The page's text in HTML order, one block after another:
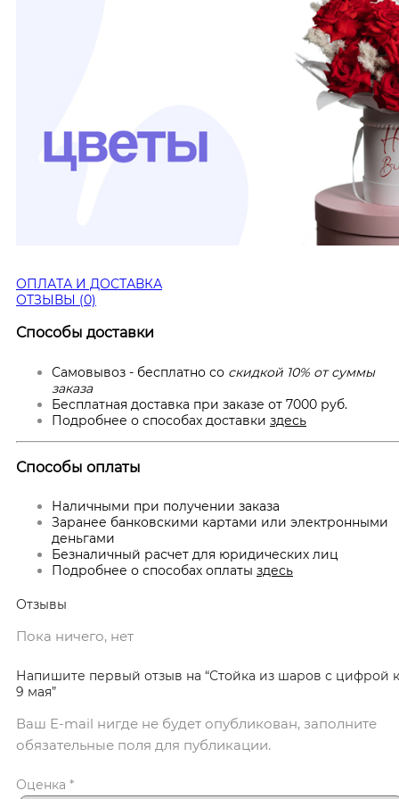
ОПЛАТА И ДОСТАВКА
ОТЗЫВЫ (0)
Способы доставки
Самовывоз - бесплатно со скидкой 10% от суммы
заказа
Бесплатная доставка при заказе от 7000 руб.
Подробнее о способах доставки здесь
Способы оплаты
Наличными при получении заказа
Заранее банковскими картами или электронными
деньгами
Безналичный расчет для юридических лиц
Подробнее о способах оплаты здесь
Отзывы
Пока ничего, нет
Напишите первый отзыв на “Стойка из шаров с цифрой к
9 мая”
Ваш E-mail нигде не будет опубликован, заполните
обязательные поля для публикации.
Оценка *